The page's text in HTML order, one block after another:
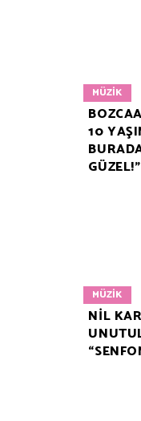
MÜZIK
10
GÜZEL!”
MÜZIK
NİL